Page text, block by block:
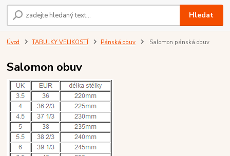
Hledat
Úvod TABULKY VELIKOSTÍ Pánská obuv Salomon pánská obuv
Salomon obuv